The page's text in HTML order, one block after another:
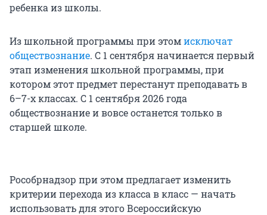
ребенка из школы.
Из школьной программы при этомисключат
обществознание. С 1 сентября начинается первый
этап изменения школьной программы, при
котором этот предмет перестанут преподавать в
6–7-х классах. С 1 сентября 2026 года
обществознание и вовсе останется только в
старшей школе.
Рособрнадзор при этом предлагает изменить
критерии перехода из класса в класс — начать
использовать для этого Всероссийскую